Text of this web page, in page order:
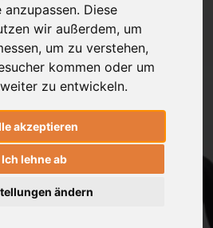
anzupassen. Diese
wir außerdem, um
um zu verstehen,
kommen oder um
zu entwickeln.
akzeptieren
Ich lehne ab
ändern